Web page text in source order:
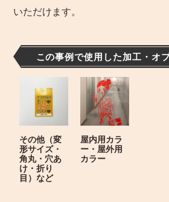
いただけます。
この事例で使用した加工・オ
その他（変
形サイズ・
角丸・穴あ
け・折り
目）など
屋内用カラ
ー・屋外用
カラー